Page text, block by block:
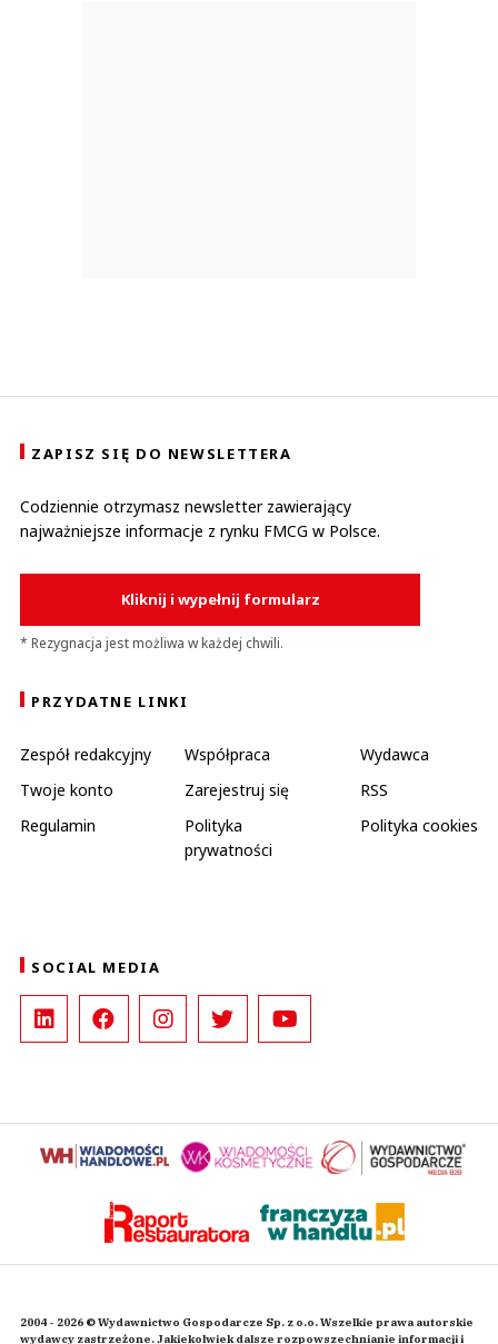
ZAPISZ SIĘ DO NEWSLETTERA
Codziennie otrzymasz newsletter zawierający
najważniejsze informacje z rynku FMCG w Polsce.
Kliknij i wypełnij formularz
* Rezygnacja jest możliwa w każdej chwili.
PRZYDATNE LINKI
Zespół redakcyjny Współpraca
Wydawca
Twoje konto
Zarejestruj się
RSS
Regulamin
Polityka
prywatności
Polityka cookies
SOCIAL MEDIA
2004 - 2026 © Wydawnictwo Gospodarcze Sp. z o.o. Wszelkie prawa autorskie
wydawcy zastrzeżone. Jakiekolwiek dalsze rozpowszechnianie informacji i